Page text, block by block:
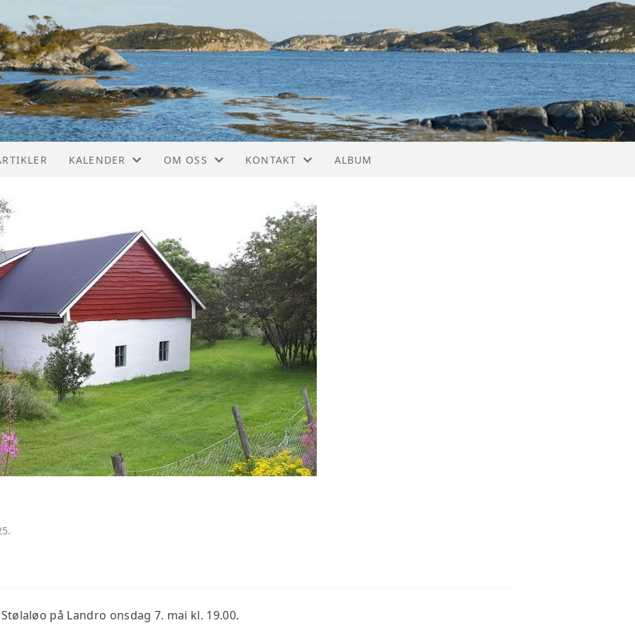
KALENDER OM OSS
ARBEIDSPROGRAM 2024
ÅRSMØTE 2024
VEDTEKTER
HISTORIE
KONTAKT
STYRET
ALBUM
på Landro onsdag 7. mai kl. 19.00.